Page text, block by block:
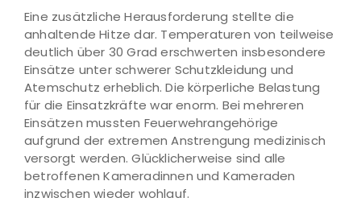
Eine zusätzliche Herausforderung stellte die
anhaltende Hitze dar. Temperaturen von teilweise
deutlich über 30 Grad erschwerten insbesondere
Einsätze unter schwerer Schutzkleidung und
Atemschutz erheblich. Die körperliche Belastung
für die Einsatzkräfte war enorm. Bei mehreren
Einsätzen mussten Feuerwehrangehörige
aufgrund der extremen Anstrengung medizinisch
versorgt werden. Glücklicherweise sind alle
betroffenen Kameradinnen und Kameraden
inzwischen wieder wohlauf.